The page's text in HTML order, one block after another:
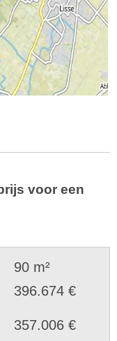
voor een
90 m²
396.674 €
357.006 €